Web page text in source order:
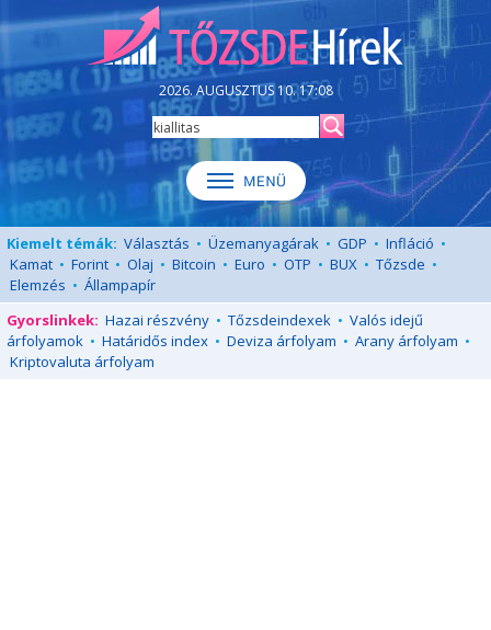
2026. AUGUSZTUS 10. 17:08
Kiemelt témák: Választás • Üzemanyagárak • GDP • Infláció •
Kamat • Forint • Olaj • Bitcoin • Euro • OTP • BUX • Tőzsde •
Elemzés • Állampapír
Gyorslinkek: Hazai részvény • Tőzsdeindexek • Valós idejű
árfolyamok • Határidős index • Deviza árfolyam • Arany árfolyam •
Kriptovaluta árfolyam